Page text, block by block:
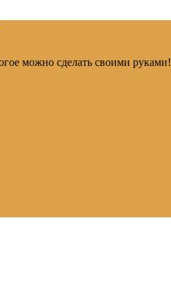
можно сделать своими руками!